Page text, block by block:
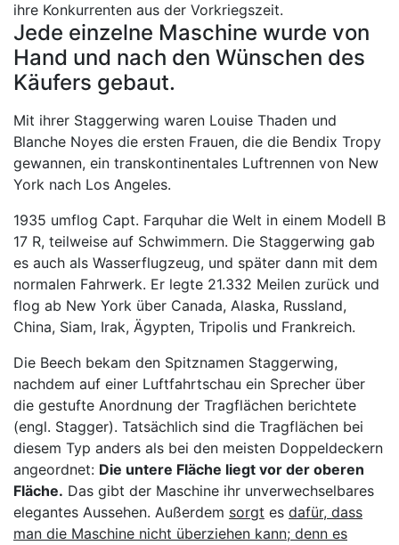
ihre Konkurrenten aus der Vorkriegszeit.
Jede einzelne Maschine wurde von
Hand und nach den Wünschen des
Käufers gebaut.
Mit ihrer Staggerwing waren Louise Thaden und
Blanche Noyes die ersten Frauen, die die Bendix Tropy
gewannen, ein transkontinentales Luftrennen von New
York nach Los Angeles.
1935 umflog Capt. Farquhar die Welt in einem Modell B
17 R, teilweise auf Schwimmern. Die Staggerwing gab
es auch als Wasserflugzeug, und später dann mit dem
normalen Fahrwerk. Er legte 21.332 Meilen zurück und
flog ab New York über Canada, Alaska, Russland,
China, Siam, Irak, Ägypten, Tripolis und Frankreich.
Die Beech bekam den Spitznamen Staggerwing,
nachdem auf einer Luftfahrtschau ein Sprecher über
die gestufte Anordnung der Tragflächen berichtete
(engl. Stagger). Tatsächlich sind die Tragflächen bei
diesem Typ anders als bei den meisten Doppeldeckern
angeordnet: Die untere Fläche liegt vor der oberen
Fläche. Das gibt der Maschine ihr unverwechselbares
elegantes Aussehen. Außerdem sorgt es dafür, dass
man die Maschine nicht überziehen kann; denn es